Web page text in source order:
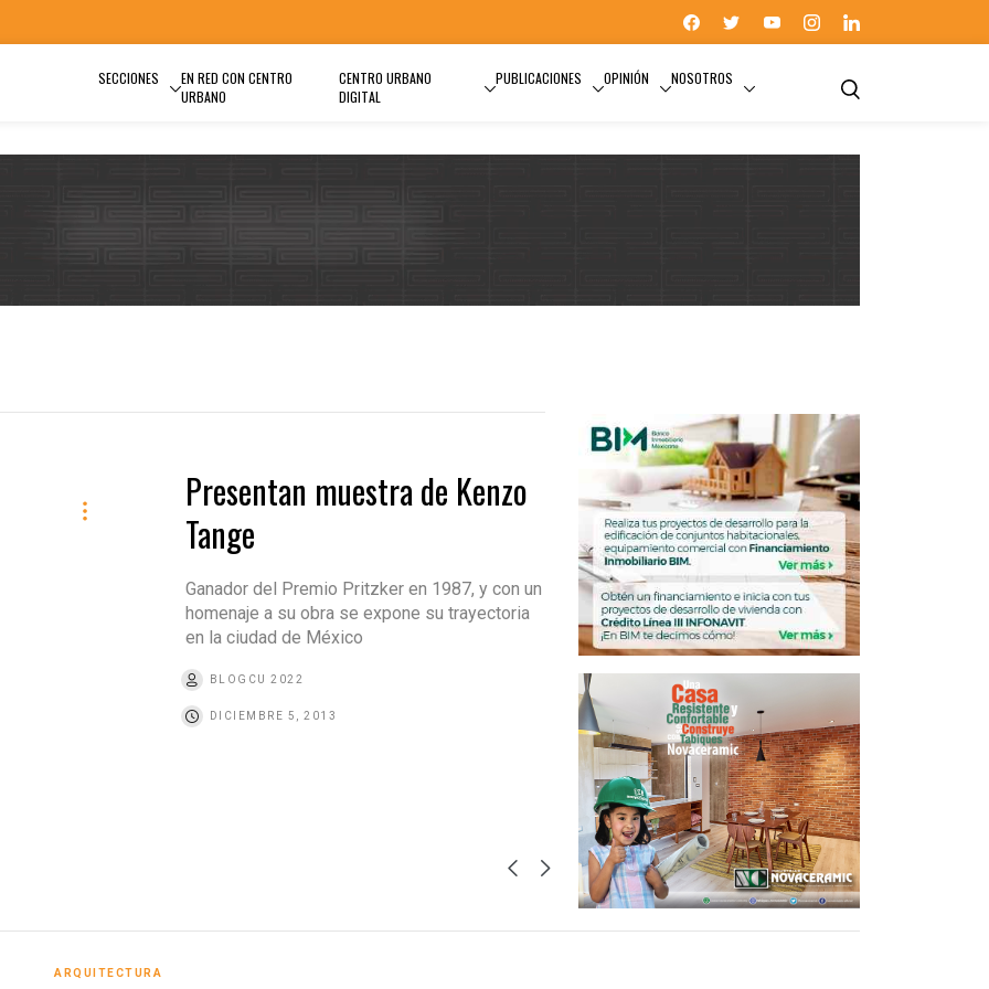
SECCIONES
EN RED CON CENTRO
URBANO
CENTRO URBANO
DIGITAL
PUBLICACIONES OPINIÓN NOSOTROS
Presentan muestra de Kenzo
Tange
Ganador del Premio Pritzker en 1987, y con un
homenaje a su obra se expone su trayectoria
en la ciudad de México
BLOGCU 2022
DICIEMBRE 5, 2013
ARQUITECTURA
ARQUITECTURA